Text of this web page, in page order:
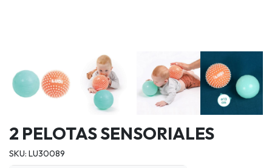
2 PELOTAS SENSORIALES
SKU: LU30089